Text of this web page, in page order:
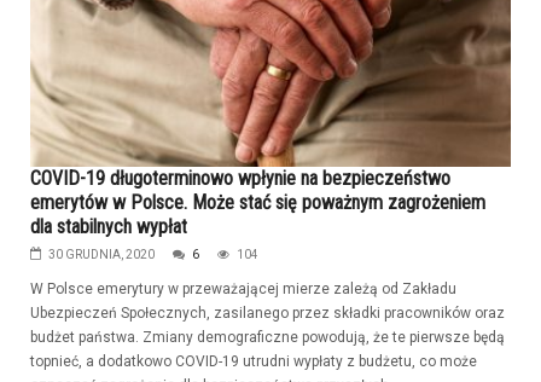
COVID-19 długoterminowo wpłynie na bezpieczeństwo
emerytów w Polsce. Może stać się poważnym zagrożeniem
dla stabilnych wypłat
30 GRUDNIA, 2020 6 104
W Polsce emerytury w przeważającej mierze zależą od Zakładu
Ubezpieczeń Społecznych, zasilanego przez składki pracowników oraz
budżet państwa. Zmiany demograficzne powodują, że te pierwsze będą
topnieć, a dodatkowo COVID-19 utrudni wypłaty z budżetu, co może